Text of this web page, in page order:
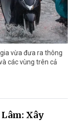
vừa đưa ra thông
các vùng trên cả
Xây